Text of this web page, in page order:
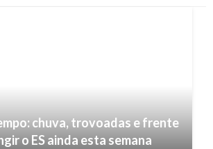
chuva, trovoadas e frente
o ES ainda esta semana